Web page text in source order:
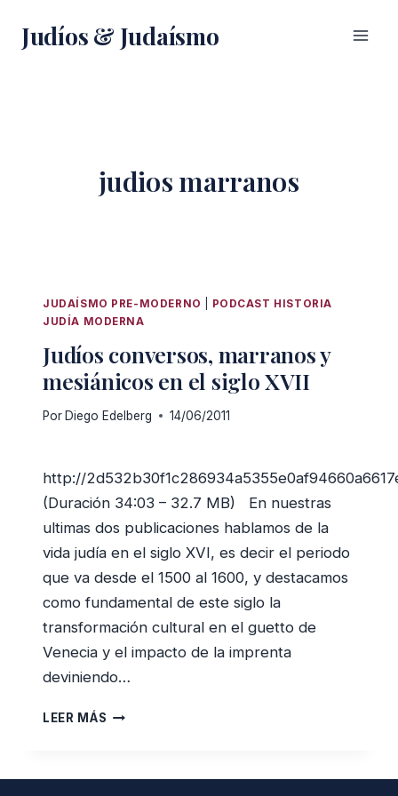
Judíos & Judaísmo
judios marranos
JUDAÍSMO PRE-MODERNO
PODCAST HISTORIA
JUDÍA MODERNA
Judíos conversos, marranos y
mesiánicos en el siglo XVII
Por Diego Edelberg 14/06/2011
http://
(Duración 34:03 – 32.7 MB) En nuestras
ultimas dos publicaciones hablamos de la
vida judía en el siglo XVI, es decir el periodo
que va desde el 1500 al 1600, y destacamos
como fundamental de este siglo la
transformación cultural en el guetto de
Venecia y el impacto de la imprenta
deviniendo…
LEER MÁS JUDÍOS